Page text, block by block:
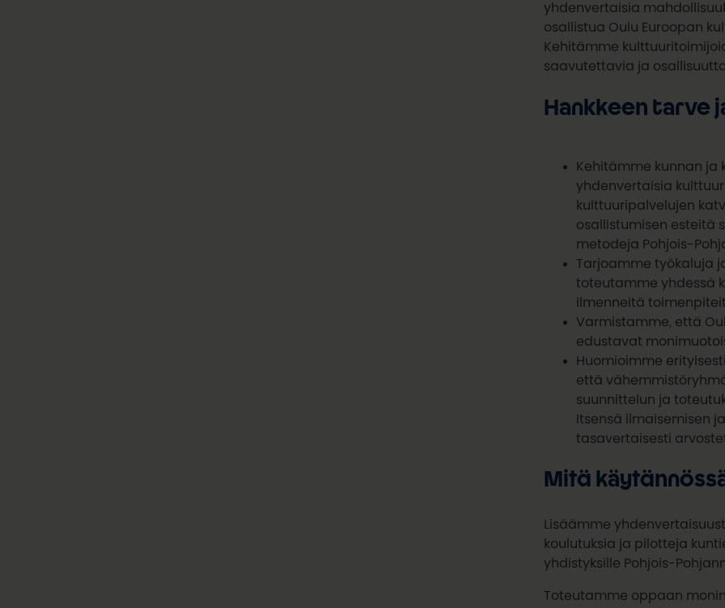
yhdenvertaisia
osallistua Oulu Euroopan
Kehitämme
saavutettavia ja
Hankkeen tarve
Kehitämme kunnan ja
yhdenvertaisia
kulttuuripalvelujen
osallistumisen esteitä
metodeja Pohjois-
Tarjoamme työkaluja
toteutamme yhdessä
ilmenneitä
Varmistamme, että
edustavat
Huomioimme
että
suunnittelun ja
Itsensä ilmaisemisen
tasavertaisesti
Mitä
Lisäämme
koulutuksia ja pilotteja
yhdistyksille Pohjois-
Toteutamme oppaan